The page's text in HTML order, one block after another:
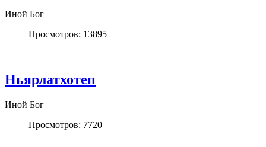
Иной Бог
Просмотров: 13895
Ньярлатхотеп
Иной Бог
Просмотров: 7720